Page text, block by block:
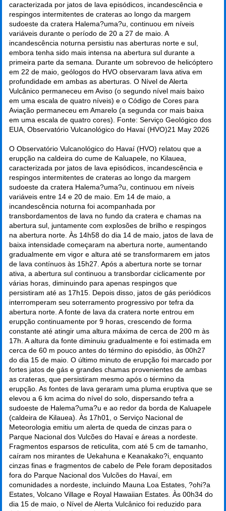
caracterizada por jatos de lava episódicos, incandescência e
respingos intermitentes de crateras ao longo da margem
sudoeste da cratera Halema?uma?u, continuou em níveis
variáveis durante o período de 20 a 27 de maio. A
incandescência noturna persistiu nas aberturas norte e sul,
embora tenha sido mais intensa na abertura sul durante a
primeira parte da semana. Durante um sobrevoo de helicóptero
em 22 de maio, geólogos do HVO observaram lava ativa em
profundidade em ambas as aberturas. O Nível de Alerta
Vulcânico permaneceu em Aviso (o segundo nível mais baixo
em uma escala de quatro níveis) e o Código de Cores para
Aviação permaneceu em Amarelo (a segunda cor mais baixa
em uma escala de quatro cores). Fonte: Serviço Geológico dos
EUA, Observatório Vulcanológico do Havaí (HVO)21 May 2026
O Observatório Vulcanológico do Havaí (HVO) relatou que a
erupção na caldeira do cume de Kaluapele, no Kilauea,
caracterizada por jatos de lava episódicos, incandescência e
respingos intermitentes de crateras ao longo da margem
sudoeste da cratera Halema?uma?u, continuou em níveis
variáveis entre 14 e 20 de maio. Em 14 de maio, a
incandescência noturna foi acompanhada por
transbordamentos de lava no fundo da cratera e chamas na
abertura sul, juntamente com explosões de brilho e respingos
na abertura norte. Às 14h58 do dia 14 de maio, jatos de lava de
baixa intensidade começaram na abertura norte, aumentando
gradualmente em vigor e altura até se transformarem em jatos
de lava contínuos às 15h27. Após a abertura norte se tornar
ativa, a abertura sul continuou a transbordar ciclicamente por
várias horas, diminuindo para apenas respingos que
persistiram até as 17h15. Depois disso, jatos de gás periódicos
interromperam seu soterramento progressivo por tefra da
abertura norte. A fonte de lava da cratera norte entrou em
erupção continuamente por 9 horas, crescendo de forma
constante até atingir uma altura máxima de cerca de 200 m às
17h. A altura da fonte diminuiu gradualmente e foi estimada em
cerca de 60 m pouco antes do término do episódio, às 00h27
do dia 15 de maio. O último minuto de erupção foi marcado por
fortes jatos de gás e grandes chamas provenientes de ambas
as crateras, que persistiram mesmo após o término da
erupção. As fontes de lava geraram uma pluma eruptiva que se
elevou a 6 km acima do nível do solo, dispersando tefra a
sudoeste de Halema?uma?u e ao redor da borda de Kaluapele
(caldeira de Kilauea). Às 17h01, o Serviço Nacional de
Meteorologia emitiu um alerta de queda de cinzas para o
Parque Nacional dos Vulcões do Havaí e áreas a nordeste.
Fragmentos esparsos de reticulita, com até 5 cm de tamanho,
caíram nos mirantes de Uekahuna e Keanakako?i, enquanto
cinzas finas e fragmentos de cabelo de Pele foram depositados
fora do Parque Nacional dos Vulcões do Havaí, em
comunidades a nordeste, incluindo Mauna Loa Estates, ?ohi?a
Estates, Volcano Village e Royal Hawaiian Estates. Às 00h34 do
dia 15 de maio, o Nível de Alerta Vulcânico foi reduzido para